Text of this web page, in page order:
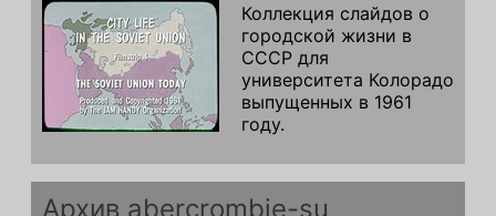
Коллекция слайдов о
городской жизни в
СССР для
университета Колорадо
выпущенных в 1961
году.
Архив abercrombie-su